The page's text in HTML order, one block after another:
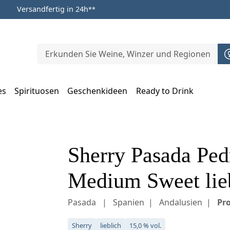
Versandfertig in 24h**
Spirituosen Geschenkideen
Ready to Drink
Sherry Pasada
Medium Sweet
Pasada Spanien Andalusien
Sherry lieblich 15,0 % vol.